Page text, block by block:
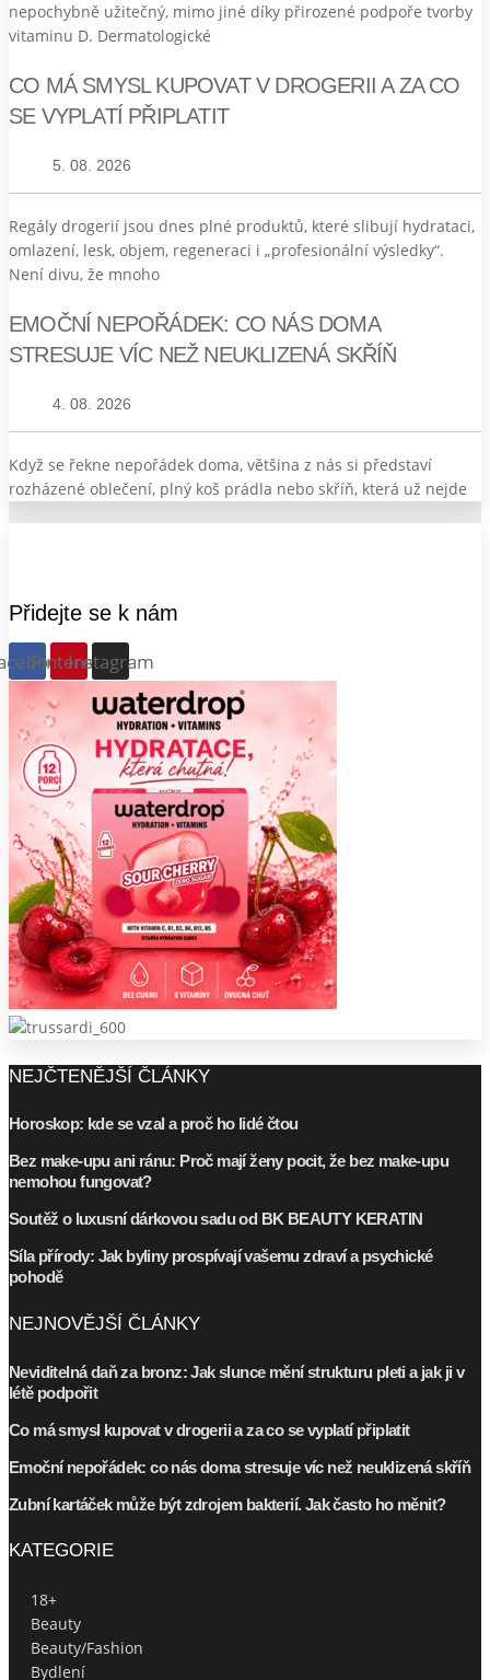
nepochybně užitečný, mimo jiné díky přirozené podpoře tvorby
vitaminu D. Dermatologické
CO MÁ SMYSL KUPOVAT V DROGERII A ZA CO
SE VYPLATÍ PŘIPLATIT
5. 08. 2026
Regály drogerií jsou dnes plné produktů, které slibují hydrataci,
omlazení, lesk, objem, regeneraci i „profesionální výsledky“.
Není divu, že mnoho
EMOČNÍ NEPOŘÁDEK: CO NÁS DOMA
STRESUJE VÍC NEŽ NEUKLIZENÁ SKŘÍŇ
4. 08. 2026
Když se řekne nepořádek doma, většina z nás si představí
rozházené oblečení, plný koš prádla nebo skříň, která už nejde
Přidejte se k nám
PinterestInstagram
NEJČTENĚJŠÍ ČLÁNKY
Horoskop: kde se vzal a proč ho lidé čtou
Bez make-upu ani ránu: Proč mají ženy pocit, že bez make-upu
nemohou fungovat?
Soutěž o luxusní dárkovou sadu od BK BEAUTY KERATIN
Síla přírody: Jak byliny prospívají vašemu zdraví a psychické
pohodě
NEJNOVĚJŠÍ ČLÁNKY
Neviditelná daň za bronz: Jak slunce mění strukturu pleti a jak ji v
létě podpořit
Co má smysl kupovat v drogerii a za co se vyplatí připlatit
Emoční nepořádek: co nás doma stresuje víc než neuklizená skříň
Zubní kartáček může být zdrojem bakterií. Jak často ho měnit?
KATEGORIE
18+
Beauty
Beauty/Fashion
Bydlení